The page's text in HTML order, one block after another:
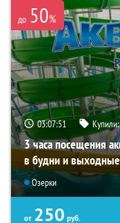
до 50%
03:07:49
3 часа посещения
в будни и выходные
Озерки
от 250 руб.